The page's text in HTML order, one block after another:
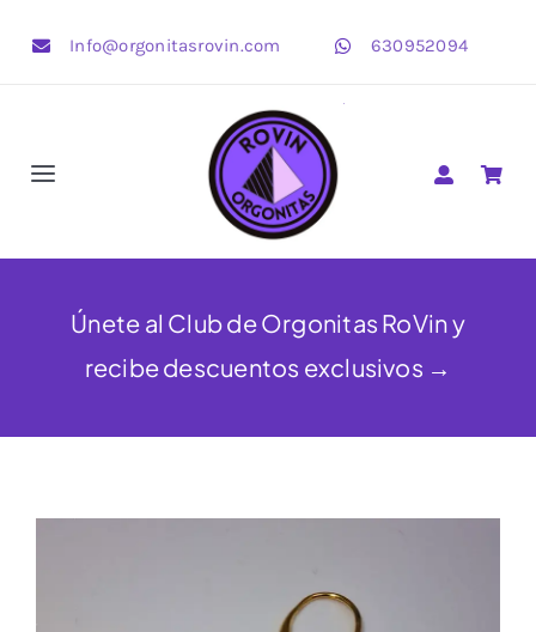
Info@orgonitasrovin.com 630952094
Toggle
Corazones
Únete al Club de Orgonitas RoVin y
recibe descuentos exclusivos →